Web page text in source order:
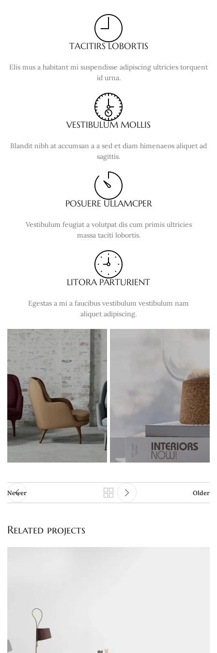
TACITIRS LOBORTIS
Elis mus a habitant mi suspendisse adipiscing ultricies torquent
id urna.
VESTIBULUM MOLLIS
Blandit nibh at accumsan a a sed et diam himenaeos aliquet ad
sagittis.
POSUERE ULLAMCPER
Vestibulum feugiat a volutpat dis cum primis ultricies
massa taciti lobortis.
LITORA PARTURIENT
Egestas a mi a faucibus vestibulum vestibulum nam
aliquet adipiscing.
Newer Older
Related projects